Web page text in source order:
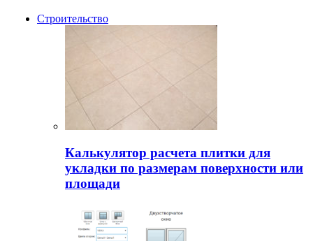
Строительство
Калькулятор расчета плитки для
укладки по размерам поверхности или
площади